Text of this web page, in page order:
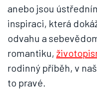
anebo jsou
inspiraci, která
odvahu a
romantiku,
rodinný příběh, v
to pravé.